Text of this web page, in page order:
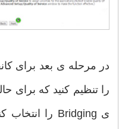
در مرحله ی بعد برای
را تنظیم کنید که برای